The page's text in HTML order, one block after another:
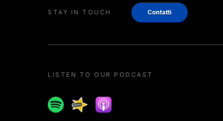
STAY IN TOUCH Contatti
LISTEN TO OUR PODCAST
SpotifySpreakerApple podcast